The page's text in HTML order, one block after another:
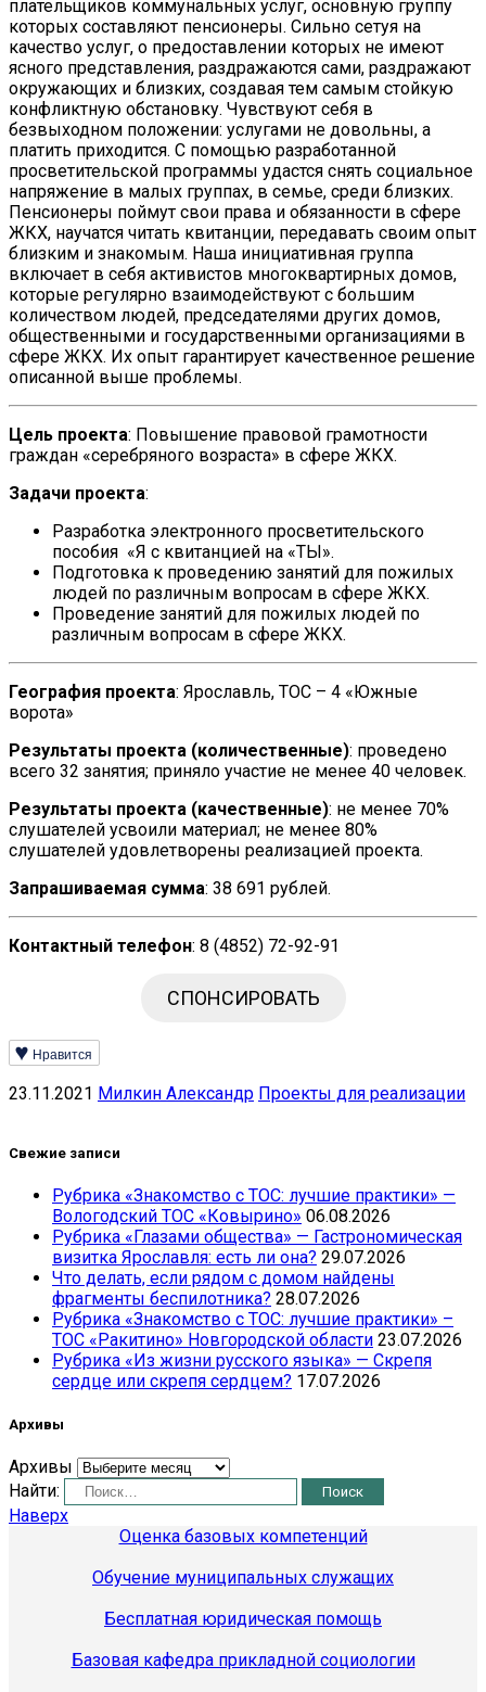
плательщиков коммунальных услуг, основную группу
которых составляют пенсионеры. Сильно сетуя на
качество услуг, о предоставлении которых не имеют
ясного представления, раздражаются сами, раздражают
окружающих и близких, создавая тем самым стойкую
конфликтную обстановку. Чувствуют себя в
безвыходном положении: услугами не довольны, а
платить приходится. С помощью разработанной
просветительской программы удастся снять социальное
напряжение в малых группах, в семье, среди близких.
Пенсионеры поймут свои права и обязанности в сфере
ЖКХ, научатся читать квитанции, передавать своим опыт
близким и знакомым. Наша инициативная группа
включает в себя активистов многоквартирных домов,
которые регулярно взаимодействуют с большим
количеством людей, председателями других домов,
общественными и государственными организациями в
сфере ЖКХ. Их опыт гарантирует качественное решение
описанной выше проблемы.
Цель проекта: Повышение правовой грамотности
граждан «серебряного возраста» в сфере ЖКХ.
Задачи проекта:
Разработка электронного просветительского
пособия «Я с квитанцией на «ТЫ».
Подготовка к проведению занятий для пожилых
людей по различным вопросам в сфере ЖКХ.
Проведение занятий для пожилых людей по
различным вопросам в сфере ЖКХ.
География проекта: Ярославль, ТОС – 4 «Южные
ворота»
Результаты проекта (количественные): проведено
всего 32 занятия; приняло участие не менее 40 человек.
Результаты проекта (качественные): не менее 70%
слушателей усвоили материал; не менее 80%
слушателей удовлетворены реализацией проекта.
Запрашиваемая сумма: 38 691 рублей.
Контактный телефон: 8 (4852) 72-92-91
СПОНСИРОВАТЬ
Нравится
23.11.2021 Милкин Александр Проекты для реализации
Свежие записи
Рубрика «Знакомство с ТОС: лучшие практики» —
Вологодский ТОС «Ковырино» 06.08.2026
Рубрика «Глазами общества» — Гастрономическая
визитка Ярославля: есть ли она? 29.07.2026
Что делать, если рядом с домом найдены
фрагменты беспилотника? 28.07.2026
Рубрика «Знакомство с ТОС: лучшие практики» –
ТОС «Ракитино» Новгородской области 23.07.2026
Рубрика «Из жизни русского языка» — Скрепя
сердце или скрепя сердцем? 17.07.2026
Архивы
Архивы
Найти:
Наверх
Оценка базовых компетенций
Обучение муниципальных служащих
Бесплатная юридическая помощь
Базовая кафедра прикладной социологии